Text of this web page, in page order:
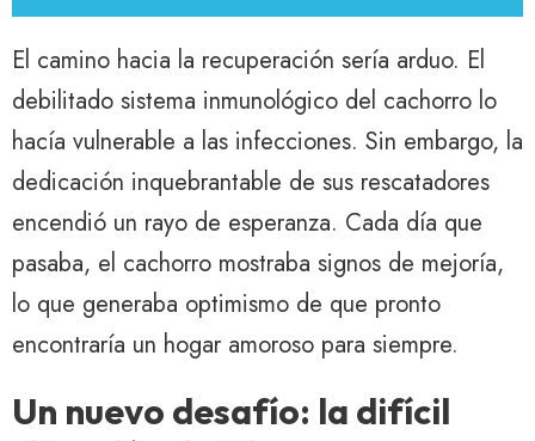
El camino hacia la recuperación sería arduo. El
debilitado sistema inmunológico del cachorro lo
hacía vulnerable a las infecciones. Sin embargo, la
dedicación inquebrantable de sus rescatadores
encendió un rayo de esperanza. Cada día que
pasaba, el cachorro mostraba signos de mejoría,
lo que generaba optimismo de que pronto
encontraría un hogar amoroso para siempre.
Un nuevo desafío: la difícil